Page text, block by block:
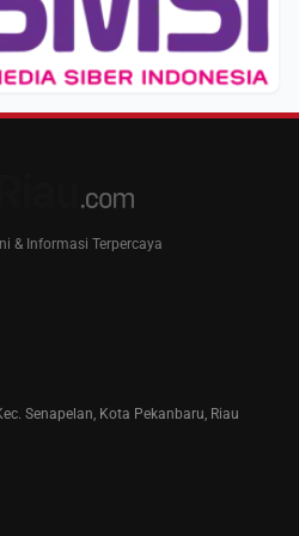
& Informasi Terpercaya
Senapelan, Kota Pekanbaru, Riau